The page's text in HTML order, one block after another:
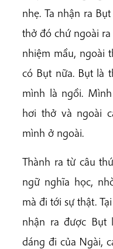
nhẹ. Ta nhận ra
thở đó chứ ngoài
nhiệm mầu, ngoài
có Bụt nữa. Bụt là
mình là ngồi.
hơi thở và ngoài
mình ở ngoài.
Thành ra từ câu
ngữ nghĩa học,
mà đi tới sự thật.
nhận ra được Bụt
dáng đi của Ngài,